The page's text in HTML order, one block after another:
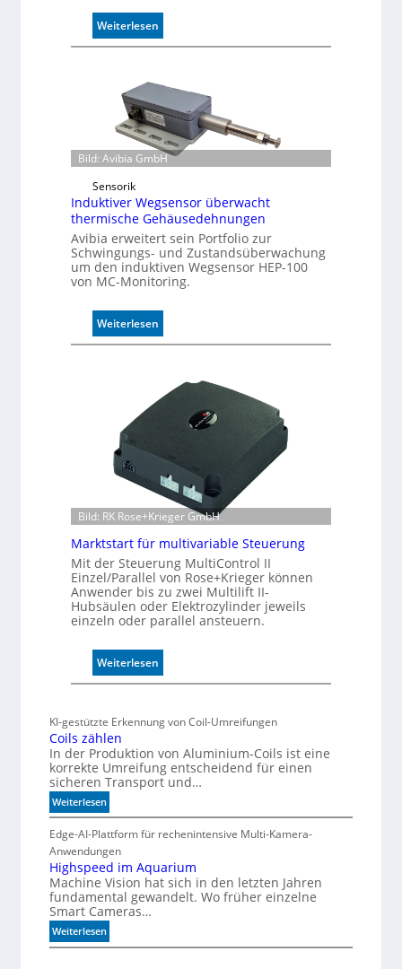
l
Weiterlesen
P
e
r
m
o
l
m
i
t
0
n
0
Bild: Avibia GmbH
Sensorik
Induktiver Wegsensor überwacht
thermische Gehäusedehnungen
Avibia erweitert sein Portfolio zur
Schwingungs- und Zustandsüberwachung
um den induktiven Wegsensor HEP-100
von MC-Monitoring.
Weiterlesen
I
u
v
e
r
W
e
g
s
e
n
s
o
r
b
w
a
c
h
t
h
r
m
i
h
Bild: RK Rose+Krieger GmbH
Marktstart für multivariable Steuerung
Mit der Steuerung MultiControl II
Einzel/Parallel von Rose+Krieger können
Anwender bis zu zwei Multilift II-
Hubsäulen oder Elektrozylinder jeweils
einzeln oder parallel ansteuern.
Weiterlesen
M
k
s
t
r
t
ü
r
m
t
KI-gestützte Erkennung von Coil-Umreifungen
Coils zählen
In der Produktion von Aluminium-Coils ist eine
korrekte Umreifung entscheidend für einen
sicheren Transport und…
Weiterlesen:
C
o
i
l
s
z
ä
h
l
Edge-AI-Plattform für rechenintensive Multi-Kamera-
Anwendungen
Highspeed im Aquarium
Machine Vision hat sich in den letzten Jahren
fundamental gewandelt. Wo früher einzelne
Smart Cameras…
Weiterlesen:
H